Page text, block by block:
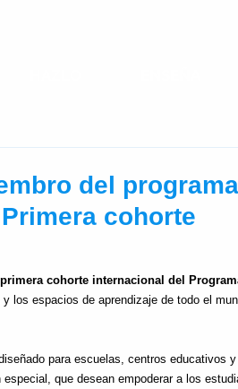
del
cohorte
primera cohorte internacional del
los espacios de aprendizaje de todo el
para escuelas, centros educativos
que desean empoderar a los